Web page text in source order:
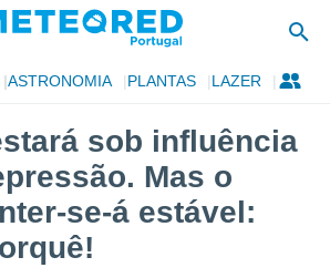
ASTRONOMIA PLANTAS LAZER
sob influência
Mas o
se-á estável: